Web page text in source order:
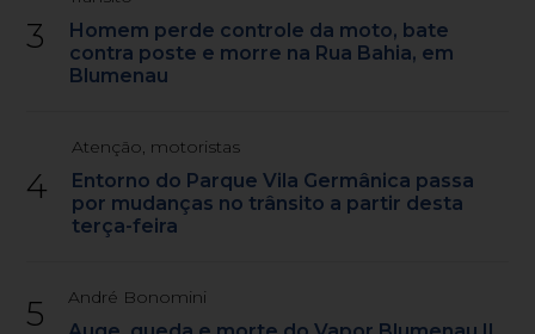
3
Homem perde controle da moto, bate
contra poste e morre na Rua Bahia, em
Blumenau
4
Atenção, motoristas
Entorno do Parque Vila Germânica passa
por mudanças no trânsito a partir desta
terça-feira
5 André Bonomini